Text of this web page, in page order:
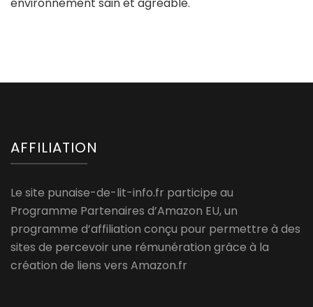
AFFILIATION
Le site punaise-de-lit-info.fr participe au
Programme Partenaires d’Amazon EU, un
programme d’affiliation conçu pour permettre à des
sites de percevoir une rémunération grâce à la
création de liens vers Amazon.fr